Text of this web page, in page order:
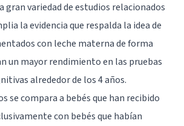
gran variedad de estudios relacionados
la evidencia que respalda la idea de
con leche materna de forma
un mayor rendimiento en las pruebas
alrededor de los 4 años.
se compara a bebés que han recibido
con bebés que habían